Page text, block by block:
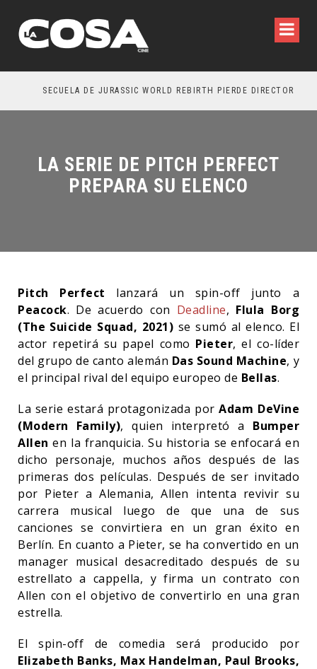
SECUELA DE JURASSIC WORLD REBIRTH PIERDE DIRECTOR
LA SERIE DE PITCH PERFECT
PREPARA SU ELENCO
Pitch Perfect lanzará un spin-off junto a
Peacock. De acuerdo con Deadline, Flula Borg
(The Suicide Squad, 2021) se sumó al elenco. El
actor repetirá su papel como Pieter, el co-líder
del grupo de canto alemán Das Sound Machine, y
el principal rival del equipo europeo de Bellas.
La serie estará protagonizada porAdam DeVine
(Modern Family), quien interpretó a Bumper
Allenen la franquicia. Su historia se enfocará en
dicho personaje, muchos años después de las
primeras dos películas. Después de ser invitado
por Pieter a Alemania, Allen intenta revivir su
carrera musical luego de que una de sus
canciones se convirtiera en un gran éxito en
Berlín. En cuanto a Pieter, se ha convertido en un
manager musical desacreditado después de su
estrellato a cappella, y firma un contrato con
Allen con el objetivo de convertirlo en una gran
estrella.
El spin-off de comedia será producido por
Elizabeth Banks, Max Handelman, Paul Brooks,